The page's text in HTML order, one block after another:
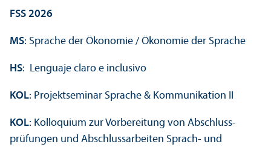
FSS 2026
MS: Sprache der Ökonomie / Ökonomie der Sprache
HS: Lenguaje claro e inclusivo
KOL: Projektseminar Sprache & Kommunikation II
KOL: Kolloquium zur Vorbereitung von Abschluss­
prüfungen und Abschlussarbeiten Sprach- und